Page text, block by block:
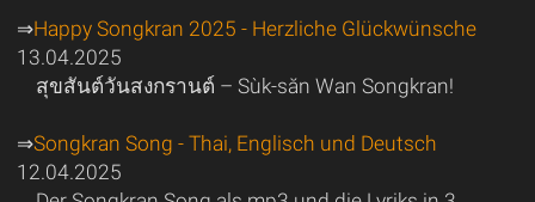
⇒Happy Songkran 2025 - Herzliche Glückwünsche
13.04.2025
สุขสันต์วันสงกรานต์ – Sùk-săn Wan Songkran!
⇒Songkran Song - Thai, Englisch und Deutsch
12.04.2025